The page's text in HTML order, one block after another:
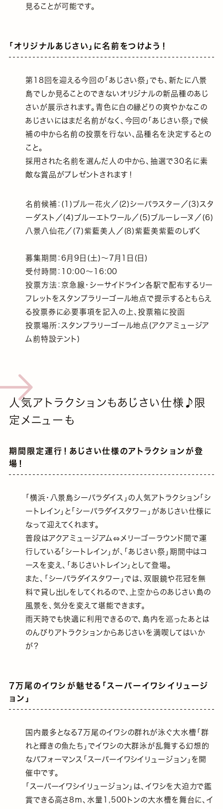
見ることが可能です。
｢オリジナルあじさい｣に名前をつけよう！
第18回を迎える今回の｢あじさい祭｣でも、新たに八景
島でしか見ることのできないオリジナルの新品種のあじ
さいが展示されます。青色に白の縁どりの爽やかなこの
あじさいにはまだ名前がなく、今回の｢あじさい祭｣で候
補の中から名前の投票を行ない、品種名を決定するとの
こと。
採用された名前を選んだ人の中から、抽選で30名に素
敵な賞品がプレゼントされます！
名前候補：(1)ブルー花火／(2)シーパラスター／(3)スタ
ーダスト／(4)ブルーエトワール／(5)ブルーレーヌ／(6)
八景八仙花／(7)紫藍美人／(8)紫藍美紫藍のしずく
募集期間：6月9日(土)～7月1日(日)
受付時間：10:00～16:00
投票方法：京急線・シーサイドライン各駅で配布するリー
フレットをスタンプラリーゴール地点で提示するともらえ
る投票券に必要事項を記入の上、投票箱に投函
投票場所：スタンプラリーゴール地点(アクアミュージア
ム前特設テント)
人気アトラクションもあじさい仕様♪限
定メニューも
期間限定運行！あじさい仕様のアトラクションが登
場！
｢横浜・八景島シーパラダイス｣の人気アトラクション｢シ
ートレイン｣と｢シーパラダイスタワー｣があじさい仕様に
なって迎えてくれます。
普段はアクアミュージアム⇔メリーゴーラウンド間で運
行している｢シートレイン｣が、｢あじさい祭｣期間中はコ
ースを変え、｢あじさいトレイン｣として登場。
また、｢シーパラダイスタワー｣では、双眼鏡や花冠を無
料で貸し出しをしてくれるので、上空からのあじさい島の
風景を、気分を変えて堪能できます。
雨天時でも快適に利用できるので、島内を巡ったあとは
のんびりアトラクションからあじさいを満喫してはいか
が？
7万尾のイワシが魅せる｢スーパーイワシイリュージ
ョン｣
国内最多となる7万尾のイワシの群れが泳ぐ大水槽｢群
れと輝きの魚たち｣でイワシの大群泳が乱舞する幻想的
なパフォーマンス｢スーパーイワシイリュージョン｣を開
催中です。
｢スーパーイワシイリュージョン｣は、イワシを大迫力で鑑
賞できる高さ8ｍ、水量1,500トンの大水槽を舞台に、イ